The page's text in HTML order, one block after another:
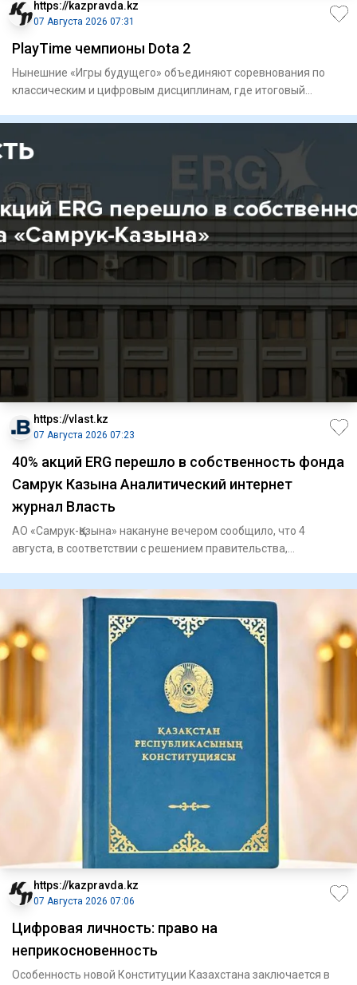
https://kazpravda.kz
07 Августа 2026 07:31
PlayTime чемпионы Dota 2
Нынешние «Игры будущего» объединяют соревнования по
классическим и цифровым дисциплинам, где итоговый
https://vlast.kz
07 Августа 2026 07:23
40% акций ERG перешло в собственность фонда
Самрук Казына Аналитический интернет
журнал Власть
АО «Самрук-Қазына» накануне вечером сообщило, что 4
августа, в соответствии с решением правительства,
https://kazpravda.kz
07 Августа 2026 07:06
Цифровая личность: право на
неприкосновенность
Особенность новой Конституции Казахстана заключается в